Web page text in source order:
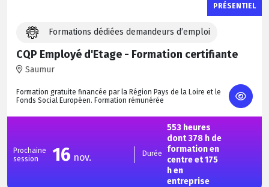
Prochaine
session
16 nov. Durée
553 heures
dont 378 h de
formation en
centre et 175
h en
entreprise
PRÉSENTIEL
Formations dédiées demandeurs d’emploi
CQP Employé d'Etage - Formation certifiante
Saumur
Formation gratuite financée par la Région Pays de la Loire et le
Fonds Social Européen. Formation rémunérée